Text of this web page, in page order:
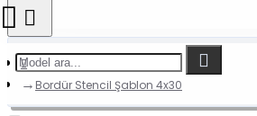
Bordür Stencil Şablon 4x30